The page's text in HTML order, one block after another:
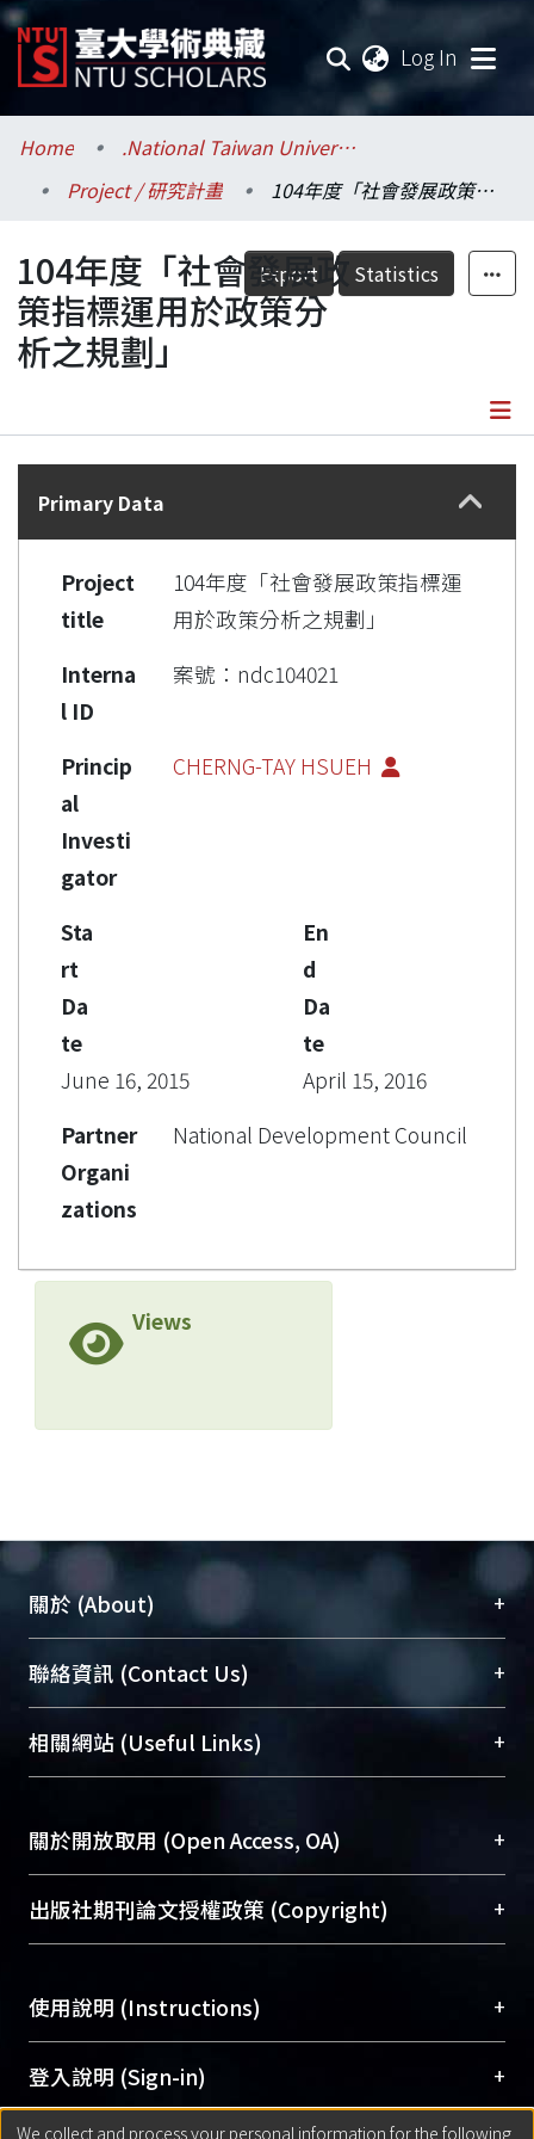
Log In
Communities & Collections
Research Outputs
Fundings & Projects
Researchers
Statistics
Home
.National Taiwan University / 國立臺灣大學
Project / 研究計畫
104年度「社會發展政策指標運用於政策分析之規劃」
Export Statistics
104年度「社會發展政
策指標運用於政策分
析之規劃」
Details
Primary Data
Project
title
104年度「社會發展政策指標運
用於政策分析之規劃」
Interna
l ID
案號：ndc104021
Princip
al
Investi
gator
CHERNG-TAY HSUEH
Sta
rt
Da
te
June 16, 2015
En
d
Da
te
April 15, 2016
Partner
Organi
zations
National Development Council
Views
關於 (About) +
臺大位居世界頂尖大學之列，為永久珍藏及向國際
展現本校豐碩的研究成果及學術能量，圖書館整合
機構典藏（NTUR）與學術庫（AH）不同功能平
台，成為臺大學術典藏NTU scholars。期能整合研
成果。
To permanently archive and promote researcher
profiles and scholarly works, Library integrates the
services of “NTU Repository” with “Academic
聯絡資訊 (Contact Us) +
總館學科館員(Main Library)
醫學圖書館學科館員(Medical Library)
Sciences Library)
相關網站 (Useful Links) +
關於開放取用 (Open Access, OA) +
開放取用是從使用者角度提升資訊取用性的社會運
動，應用在學術研究上是透過將研究著作公開供使
用逐年攀升。同時可加速研究發展、提升研究影響
Archive）平台。 （點選深入了解OA）
出版社期刊論文授權政策 (Copyright) +
含部分內容的版權非匯入者所有，或由第三方贊
助與合作完成，請確認該版權所有者及第三方同
意提供此授權。
Please represent that the submission is your
original work, and that you have the right to
使用說明 (Instructions) +
網站簡介(Quickstart Guide)
使用手冊(Instruction Manual)
登入說明 (Sign-in) +
We collect and process your personal information for the following